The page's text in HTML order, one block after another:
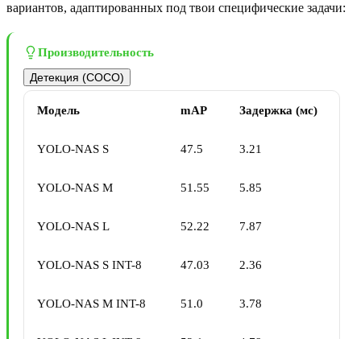
вариантов, адаптированных под твои специфические задачи:
Производительность
Детекция (COCO)
Модель mAP Задержка (мс)
YOLO-NAS S 47.5 3.21
YOLO-NAS M 51.55 5.85
YOLO-NAS L 52.22 7.87
YOLO-NAS S INT-8 47.03 2.36
YOLO-NAS M INT-8 51.0 3.78